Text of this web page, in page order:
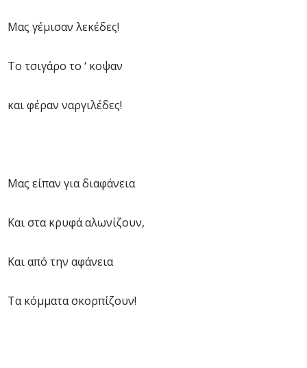
Μας γέμισαν λεκέδες!
Το τσιγάρο το ‘ κοψαν
και φέραν ναργιλέδες!
Μας είπαν για διαφάνεια
Και στα κρυφά αλωνίζουν,
Και από την αφάνεια
Τα κόμματα σκορπίζουν!